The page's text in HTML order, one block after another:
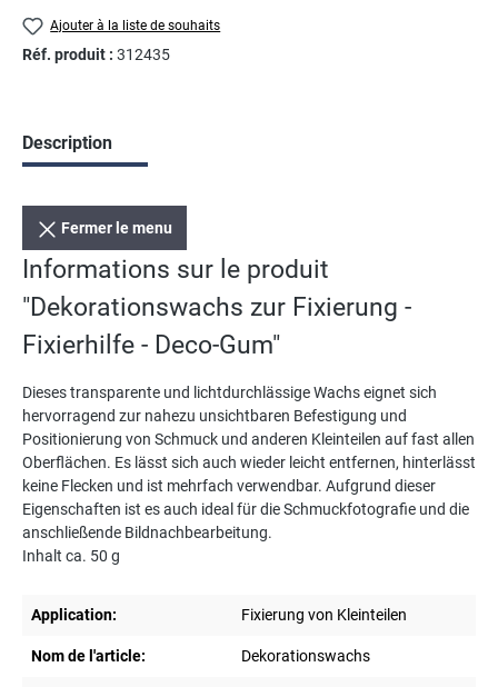
Ajouter à la liste de souhaits
Réf. produit : 312435
Description
Fermer le menu
Informations sur le produit
"Dekorationswachs zur Fixierung -
Fixierhilfe - Deco-Gum"
Dieses transparente und lichtdurchlässige Wachs eignet sich
hervorragend zur nahezu unsichtbaren Befestigung und
Positionierung von Schmuck und anderen Kleinteilen auf fast allen
Oberflächen. Es lässt sich auch wieder leicht entfernen, hinterlässt
keine Flecken und ist mehrfach verwendbar. Aufgrund dieser
Eigenschaften ist es auch ideal für die Schmuckfotografie und die
anschließende Bildnachbearbeitung.
Inhalt ca. 50 g
Application: Fixierung von Kleinteilen
Nom de l'article: Dekorationswachs